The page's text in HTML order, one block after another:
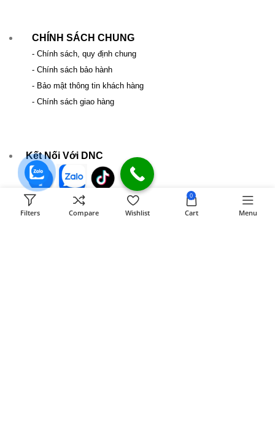
CHÍNH SÁCH CHUNG
- Chính sách, quy định chung
- Chính sách bảo hành
- Bảo mật thông tin khách hàng
- Chính sách giao hàng
Kết Nối Với DNC
589 Đồng Khởi KP8 Tân Phong, BH, ĐN
Filters Compare Wishlist
0
Cart Menu